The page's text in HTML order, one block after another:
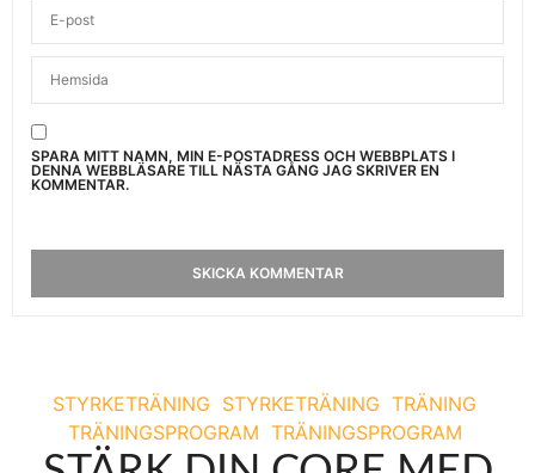
SPARA MITT NAMN, MIN E-POSTADRESS OCH WEBBPLATS I
DENNA WEBBLÄSARE TILL NÄSTA GÅNG JAG SKRIVER EN
KOMMENTAR.
STYRKETRÄNING STYRKETRÄNING TRÄNING
TRÄNINGSPROGRAM TRÄNINGSPROGRAM